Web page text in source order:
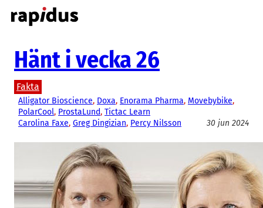
Hoppa
till
Hänt i vecka 26
Fakta
Alligator Bioscience, Doxa, Enorama Pharma, Movebybike
PolarCool, ProstaLund, Tictac Learn
Carolina Faxe, Greg Dingizian, Percy Nilsson 30 jun 2024